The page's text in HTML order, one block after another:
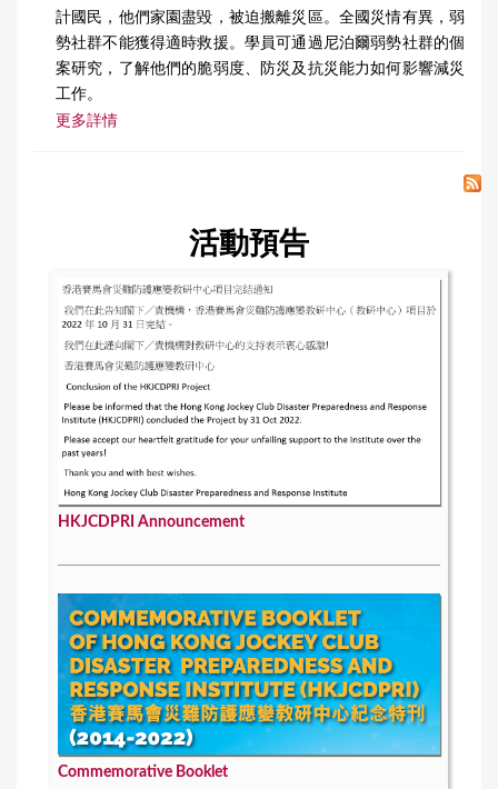
計國民，他們家園盡毀，被迫搬離災區。全國災情有異，弱
勢社群不能獲得適時救援。學員可通過尼泊爾弱勢社群的個
案研究，了解他們的脆弱度、防災及抗災能力如何影響減災
工作。
更多詳情
活動預告
HKJCDPRI Announcement
Commemorative Booklet